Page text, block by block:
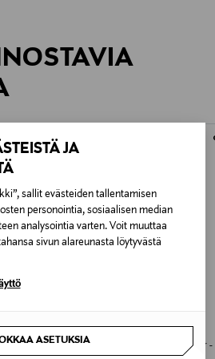
JA
sallit evästeiden tallentamisen
personointia, sosiaalisen median
analysointia varten. Voit muuttaa
sivun alareunasta löytyvästä
ASETUKSIA
-
STANLEY
The IceFlow Flip Straw 2.0 Tumbler -